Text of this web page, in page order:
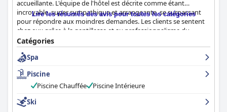
accueillante. L'équipe de l'hôtel est décrite comme étant
incroyable, super sympathique et arrangeante, se surpassant
pour répondre aux moindres demandes. Les clients se sentent
chez eux grâce à la gentillesse et au professionnalisme du
personnel, avec des mentions spéciales pour les membres du
personnel qui ont rendu les séjours inoubliables. Dans
l'ensemble, le personnel de est préparé, attentionné,
professionnel et merveilleux.
Lire les résumés des avis pour toutes les catégories
Catégories
Spa
Piscine
Piscine Chauffée
Piscine Intérieure
Ski